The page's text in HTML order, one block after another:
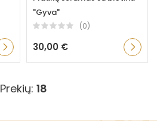
"Gyva"
(0)
30,00 €
Prekių: 18